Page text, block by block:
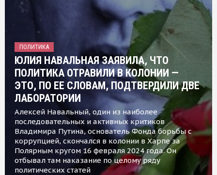
ПОЛИТИКА
ЮЛИЯ НАВАЛЬНАЯ ЗАЯВИЛА, ЧТО
ПОЛИТИКА ОТРАВИЛИ В КОЛОНИИ —
ЭТО, ПО ЕЕ СЛОВАМ, ПОДТВЕРДИЛИ ДВЕ
ЛАБОРАТОРИИ
Алексей Навальный, один из наиболее
последовательных и активных критиков
Владимира Путина, основатель Фонда борьбы с
коррупцией, скончался в колонии в Харпе за
Полярным кругом 16 февраля 2024 года. Он
отбывал там наказание по целому ряду
политических статей